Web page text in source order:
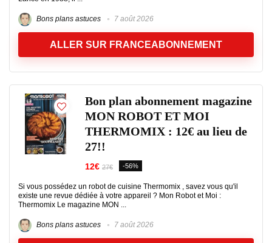
Bons plans astuces 7 août 2026
ALLER SUR FRANCEABONNEMENT
Bon plan abonnement magazine
MON ROBOT ET MOI
THERMOMIX : 12€ au lieu de
27!!
12€ 27€ -56%
Si vous possédez un robot de cuisine Thermomix , savez vous qu'il
existe une revue dédiée à votre appareil ? Mon Robot et Moi :
Thermomix Le magazine MON ...
Bons plans astuces 7 août 2026